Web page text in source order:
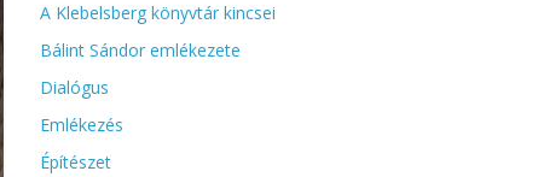
A Klebelsberg könyvtár kincsei
Bálint Sándor emlékezete
Dialógus
Emlékezés
Építészet